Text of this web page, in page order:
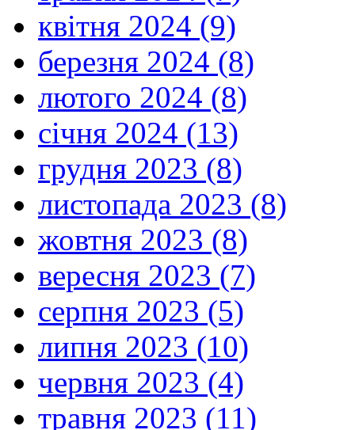
квітня 2024 (9)
березня 2024 (8)
лютого 2024 (8)
січня 2024 (13)
грудня 2023 (8)
листопада 2023 (8)
жовтня 2023 (8)
вересня 2023 (7)
серпня 2023 (5)
липня 2023 (10)
червня 2023 (4)
травня 2023 (11)